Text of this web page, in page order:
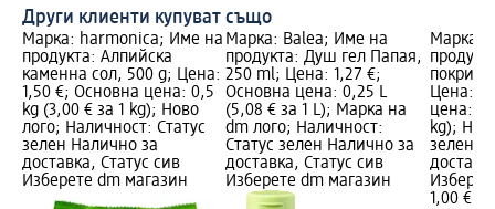
Други клиенти купуват също
Марка: harmonica; Име на
продукта: Алпийска
каменна сол, 500 g; Цена:
1,50 €; Основна цена: 0,5
kg (3,00 € за 1 kg); Ново
лого; Наличност: Статус
зелен Налично за
доставка, Статус сив
Изберете dm магазин
Марка: Balea; Име на
продукта: Душ гел Папая,
250 ml; Цена: 1,27 €;
Основна цена: 0,25 L
(5,08 € за 1 L); Марка на
dm лого; Наличност:
Статус зелен Налично за
доставка, Статус сив
Изберете dm магазин
Марка:
покрит
Цена:
цена:
kg);
зелен
1,00 €